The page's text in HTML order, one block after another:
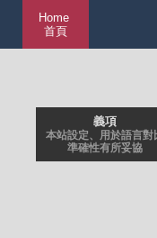
Home
首頁
義項
本站設定、用於語言對
準確性有所妥協